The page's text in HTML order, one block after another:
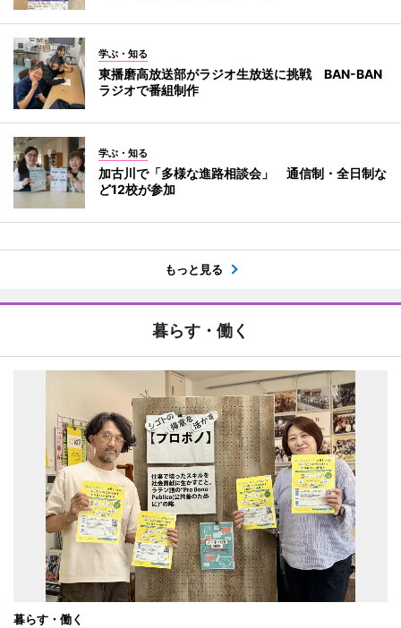
学ぶ・知る
東播磨高放送部がラジオ生放送に挑戦 BAN-BAN
ラジオで番組制作
学ぶ・知る
加古川で「多様な進路相談会」 通信制・全日制な
ど12校が参加
もっと見る
暮らす・働く
暮らす・働く